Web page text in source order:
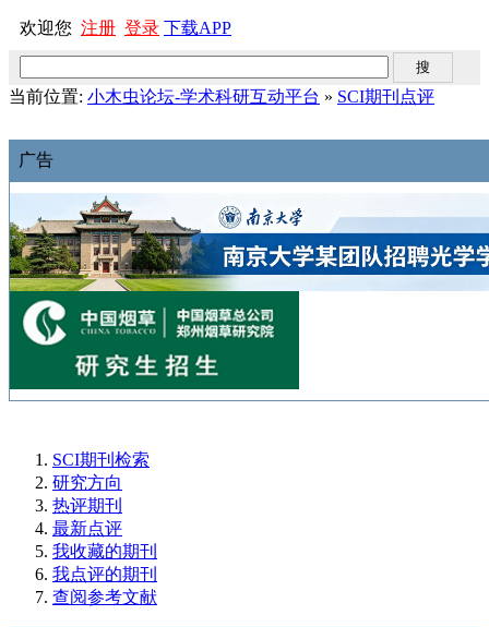
欢迎您 注册 登录 下载APP
当前位置: 小木虫论坛-学术科研互动平台 » SCI期刊点评
广告
SCI期刊检索
研究方向
热评期刊
最新点评
我收藏的期刊
我点评的期刊
查阅参考文献